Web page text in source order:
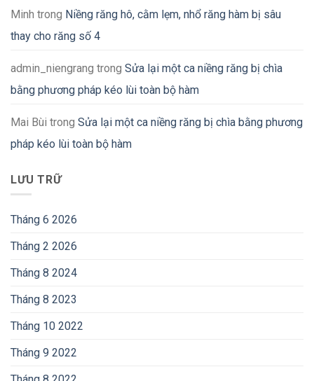
Minh trong Niềng răng hô, cằm lẹm, nhổ răng hàm bị sâu
thay cho răng số 4
admin_niengrang trong Sửa lại một ca niềng răng bị chìa
bằng phương pháp kéo lùi toàn bộ hàm
Mai Bùi trong Sửa lại một ca niềng răng bị chìa bằng phương
pháp kéo lùi toàn bộ hàm
LƯU TRỮ
Tháng 6 2026
Tháng 2 2026
Tháng 8 2024
Tháng 8 2023
Tháng 10 2022
Tháng 9 2022